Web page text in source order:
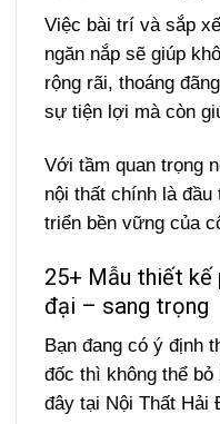
Việc bài trí và sắp
ngăn nắp sẽ giúp
rộng rãi, thoáng
sự tiện lợi mà còn
Với tầm quan trọng
nội thất chính là
triển bền vững của
25+ Mẫu thiết kế
đại – sang trọng
Bạn đang có ý định
đốc thì không thể
đây tại Nội Thất Hải